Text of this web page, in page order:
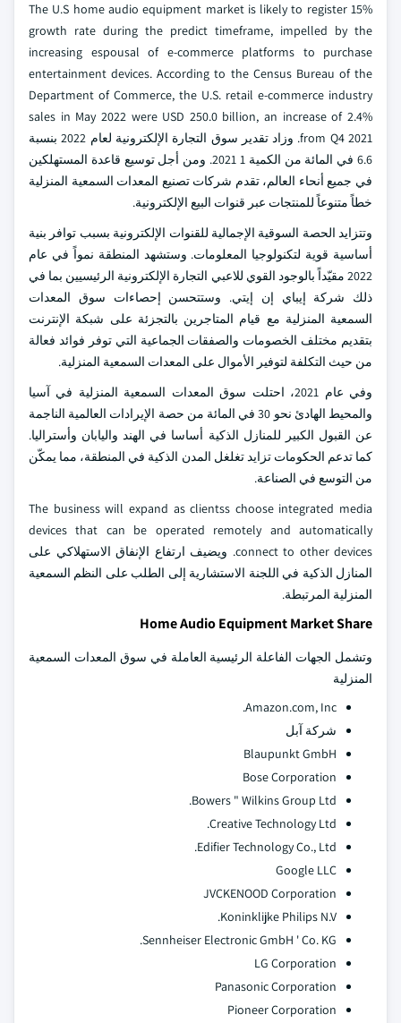
The U.S home audio equipment market is likely to register 15%
growth rate during the predict timeframe, impelled by the
increasing espousal of e-commerce platforms to purchase
entertainment devices. According to the Census Bureau of the
Department of Commerce, the U.S. retail e-commerce industry
sales in May 2022 were USD 250.0 billion, an increase of 2.4%
from Q4 2021. وزاد تقدير سوق التجارة الإلكترونية لعام 2022 بنسبة
6.6 في المائة من الكمية 1 2021. ومن أجل توسيع قاعدة المستهلكين
في جميع أنحاء العالم، تقدم شركات تصنيع المعدات السمعية المنزلية
خطاً متنوعاً للمنتجات عبر قنوات البيع الإلكترونية.
وتتزايد الحصة السوقية الإجمالية للقنوات الإلكترونية بسبب توافر بنية
أساسية قوية لتكنولوجيا المعلومات. وستشهد المنطقة نمواً في عام
2022 مقيّداً بالوجود القوي للاعبي التجارة الإلكترونية الرئيسيين بما في
ذلك شركة إيباي إن إيتي. وستتحسن إحصاءات سوق المعدات
السمعية المنزلية مع قيام المتاجرين بالتجزئة على شبكة الإنترنت
بتقديم مختلف الخصومات والصفقات الجماعية التي توفر فوائد فعالة
من حيث التكلفة لتوفير الأموال على المعدات السمعية المنزلية.
وفي عام 2021، احتلت سوق المعدات السمعية المنزلية في آسيا
والمحيط الهادئ نحو 30 في المائة من حصة الإيرادات العالمية الناجمة
عن القبول الكبير للمنازل الذكية أساسا في الهند واليابان وأستراليا.
كما تدعم الحكومات تزايد تغلغل المدن الذكية في المنطقة، مما يمكّن
من التوسع في الصناعة.
The business will expand as clientss choose integrated media
devices that can be operated remotely and automatically
connect to other devices. ويضيف ارتفاع الإنفاق الاستهلاكي على
المنازل الذكية في اللجنة الاستشارية إلى الطلب على النظم السمعية
المنزلية المرتبطة.
Home Audio Equipment Market Share
وتشمل الجهات الفاعلة الرئيسية العاملة في سوق المعدات السمعية
المنزلية
Amazon.com, Inc.
شركة آبل
Blaupunkt GmbH
Bose Corporation
Bowers " Wilkins Group Ltd.
Creative Technology Ltd.
Edifier Technology Co., Ltd.
Google LLC
JVCKENOOD Corporation
Koninklijke Philips N.V.
Sennheiser Electronic GmbH ' Co. KG.
LG Corporation
Panasonic Corporation
Pioneer Corporation